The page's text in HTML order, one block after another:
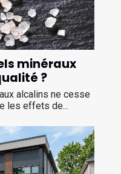
minéraux
?
alcalins ne cesse
les effets de...